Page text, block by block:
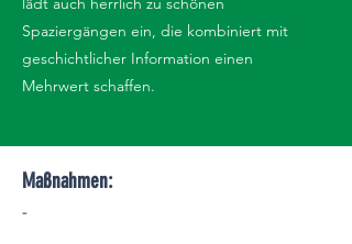
Spaziergängen ein, die kombiniert mit
geschichtlicher Information einen
Mehrwert schaffen.
Maßnahmen:
-